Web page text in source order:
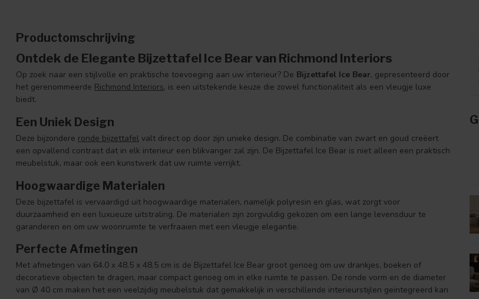
Productomschrijving
Ontdek de Elegante Bijzettafel Ice Bear van Richmond Interiors
Op zoek naar een stijlvolle en praktische toevoeging aan uw interieur? De Bijzettafel Ice Bear, gepresenteerd door
het gerenommeerde Richmond Interiors, is een uitstekende keuze die zowel functionaliteit als een vleugje luxe
biedt.
Een Uniek Design
Deze bijzondere ronde bijzettafel valt direct op door zijn unieke design. De combinatie van zwart en goud creëert
een opvallend contrast dat in elk interieur een blikvanger zal zijn. De Bijzettafel Ice Bear is niet alleen een praktisch
meubelstuk, maar ook een kunstwerk dat uw ruimte verrijkt.
Hoogwaardige Materialen
Deze bijzettafel is vervaardigd uit hoogwaardige materialen, namelijk polyresin en glas, wat zorgt voor
duurzaamheid en een luxueuze uitstraling. De materialen zijn zorgvuldig gekozen om een lange levensduur te
garanderen en om uw woonruimte te verfraaien met een vleugje elegantie.
Perfecte Afmetingen
Met afmetingen van 64.0 x 48.5 x 48.5 cm is de Bijzettafel Ice Bear groot genoeg om uw drankjes, boeken of
decoratieve objecten te dragen, maar compact genoeg om in elke ruimte te passen. De ronde vorm en de diameter
van Ø 40 cm maken het een veelzijdig meubelstuk dat gemakkelijk in verschillende interieurstijlen geïntegreerd kan